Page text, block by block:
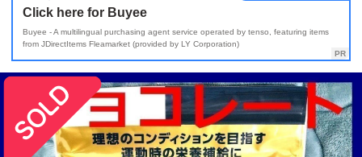
Click here for Buyee
Buyee - A multilingual purchasing agent service operated by tenso, featuring items
from JDirectItems Fleamarket (provided by LY Corporation)